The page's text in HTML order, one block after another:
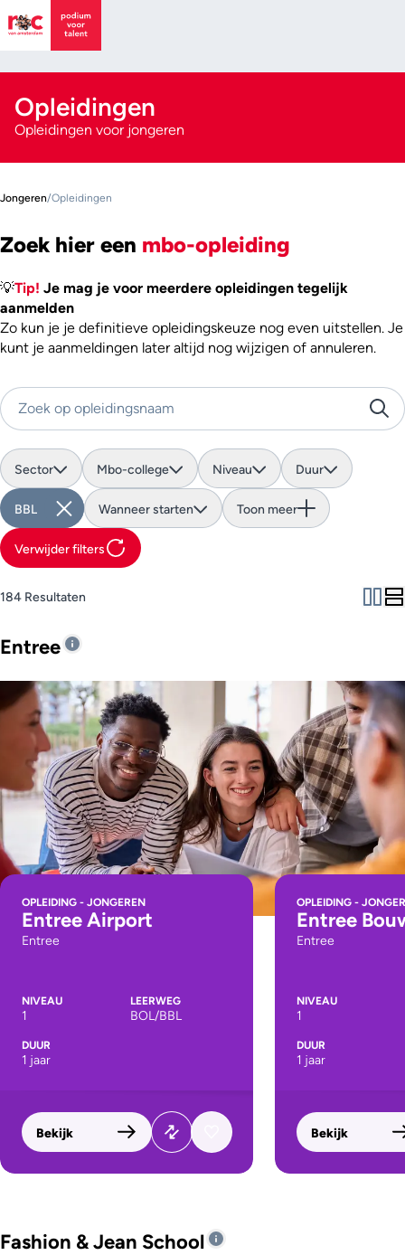
Opleidingen
Opleidingen voor jongeren
Jongeren/Opleidingen
Zoek hier een mbo-opleiding
💡Tip! Je mag je voor meerdere opleidingen tegelijk
aanmelden
Zo kun je je definitieve opleidingskeuze nog even uitstellen. Je
kunt je aanmeldingen later altijd nog wijzigen of annuleren.
Zoek op opleidingsnaam
Sector Mbo-college Niveau Duur
BBL Wanneer starten Toon meer
Verwijder filters
184 Resultaten
Entree
OPLEIDING - JONGEREN
Entree Airport
Entree
NIVEAU
1
LEERWEG
BOL/BBL
DUUR
1 jaar
Bekijk
OPLEIDING -
Entree
Entree
NIVEAU
1
DUUR
1 jaar
Bekijk
Fashion & Jean School